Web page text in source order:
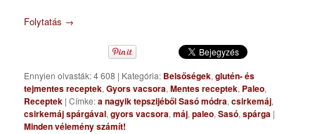
Folytatás →
Ennyien olvasták: 4 608 | Kategória: Belsőségek,glutén- és
tejmentes receptek,Gyors vacsora,Mentes receptek, Paleo,
Receptek |Címke:a nagyik tepszijéből Sasó módra,csirkemáj,
csirkemáj spárgával,gyors vacsora,máj,paleo,Sasó,spárga |
Minden vélemény számít!